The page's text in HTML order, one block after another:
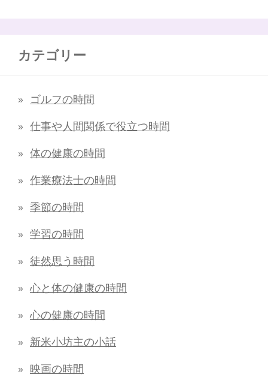
カテゴリー
ゴルフの時間
仕事や人間関係で役立つ時間
体の健康の時間
作業療法士の時間
季節の時間
学習の時間
徒然思う時間
心と体の健康の時間
心の健康の時間
新米小坊主の小話
映画の時間